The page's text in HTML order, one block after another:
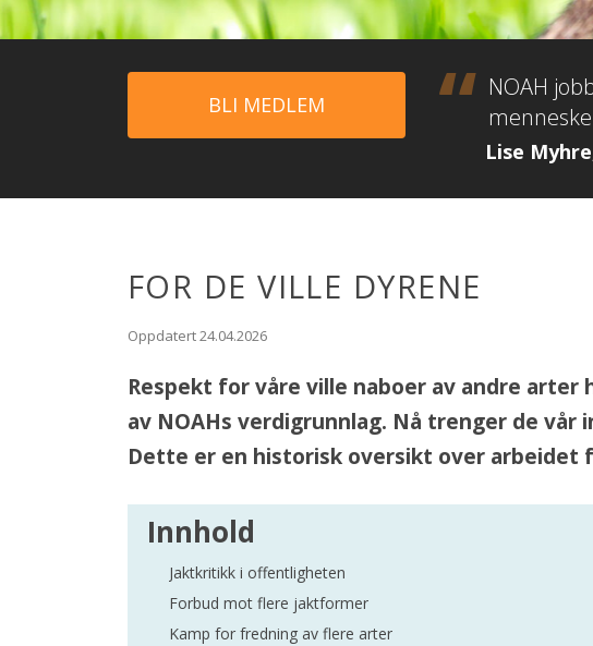
NOAH
Lise
BLI MEDLEM
FOR DE VILLE DYRENE
Oppdatert 24.04.2026
Respekt for våre ville naboer av andre
av NOAHs verdigrunnlag. Nå trenger de vår
Dette er en historisk oversikt over arbeidet
Innhold
Jaktkritikk i offentligheten
Forbud mot flere jaktformer
Kamp for fredning av flere arter